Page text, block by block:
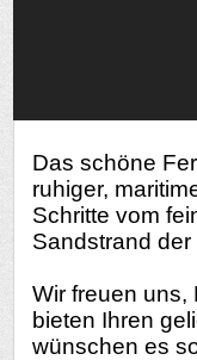
Das schöne
ruhiger,
Schritte vom
Sandstrand
Wir freuen uns,
bieten Ihren
wünschen es